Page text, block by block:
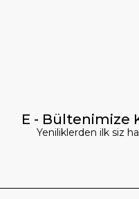
E - Bültenimize
Yeniliklerden ilk siz